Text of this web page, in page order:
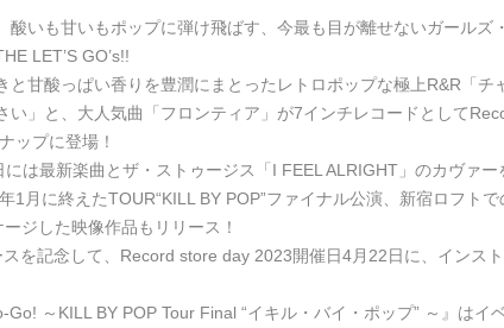
酸いも甘いもポップに弾け飛ばす、今最も目が離せないガールズ
LET’S GO’s!!
と甘酸っぱい香りを豊潤にまとったレトロポップな極上R&R「チ
い」と、大人気曲「フロンティア」が7インチレコードとして
ップに登場！
には最新楽曲とザ・ストゥージス「I FEEL ALRIGHT」のカヴァー
1月に終えたTOUR“KILL BY POP”ファイナル公演、新宿ロフトで
ジした映像作品もリリース！
を記念して、Record store day 2023開催日4月22日に、インス
Go! ～KILL BY POP Tour Final “イキル・バイ・ポップ” ～』はイ